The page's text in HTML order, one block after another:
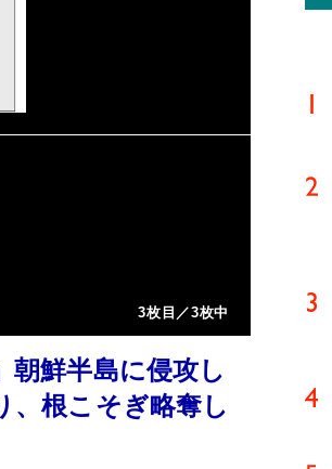
3枚目／3枚中
鮮半島に侵攻し
、根こそぎ略奪し